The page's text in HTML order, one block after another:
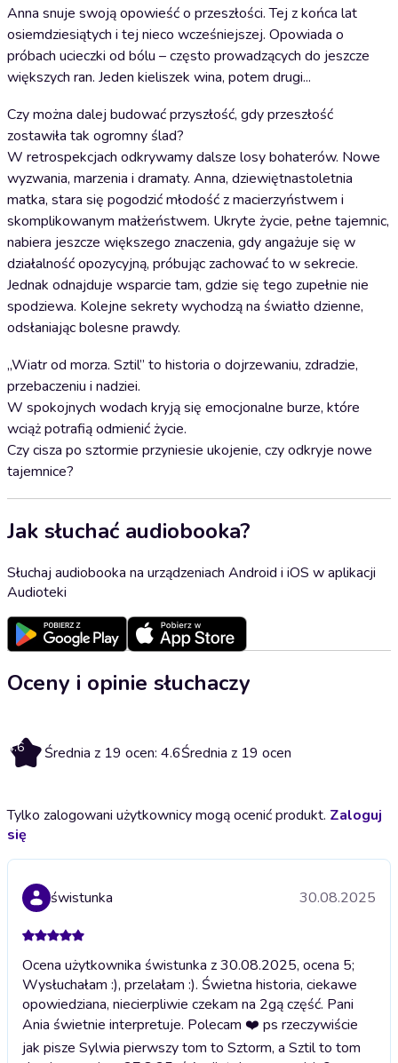
Anna snuje swoją opowieść o przeszłości. Tej z końca lat
osiemdziesiątych i tej nieco wcześniejszej. Opowiada o
próbach ucieczki od bólu – często prowadzących do jeszcze
większych ran. Jeden kieliszek wina, potem drugi...
Czy można dalej budować przyszłość, gdy przeszłość
zostawiła tak ogromny ślad?
W retrospekcjach odkrywamy dalsze losy bohaterów. Nowe
wyzwania, marzenia i dramaty. Anna, dziewiętnastoletnia
matka, stara się pogodzić młodość z macierzyństwem i
skomplikowanym małżeństwem. Ukryte życie, pełne tajemnic,
nabiera jeszcze większego znaczenia, gdy angażuje się w
działalność opozycyjną, próbując zachować to w sekrecie.
Jednak odnajduje wsparcie tam, gdzie się tego zupełnie nie
spodziewa. Kolejne sekrety wychodzą na światło dzienne,
odsłaniając bolesne prawdy.
„Wiatr od morza. Sztil” to historia o dojrzewaniu, zdradzie,
przebaczeniu i nadziei.
W spokojnych wodach kryją się emocjonalne burze, które
wciąż potrafią odmienić życie.
Czy cisza po sztormie przyniesie ukojenie, czy odkryje nowe
tajemnice?
Jak słuchać audiobooka?
Słuchaj audiobooka na urządzeniach Android i iOS w aplikacji
Audioteki
Oceny i opinie słuchaczy
4.6 Średnia z 19 ocen: 4.6Średnia z 19 ocen
Tylko zalogowani użytkownicy mogą ocenić produkt. Zaloguj
się
świstunka 30.08.2025
Ocena użytkownika świstunka z 30.08.2025, ocena 5;
Wysłuchałam :), przelałam :). Świetna historia, ciekawe
opowiedziana, niecierpliwie czekam na 2gą część. Pani
Ania świetnie interpretuje. Polecam ❤️ ps rzeczywiście
jak pisze Sylwia pierwszy tom to Sztorm, a Sztil to tom